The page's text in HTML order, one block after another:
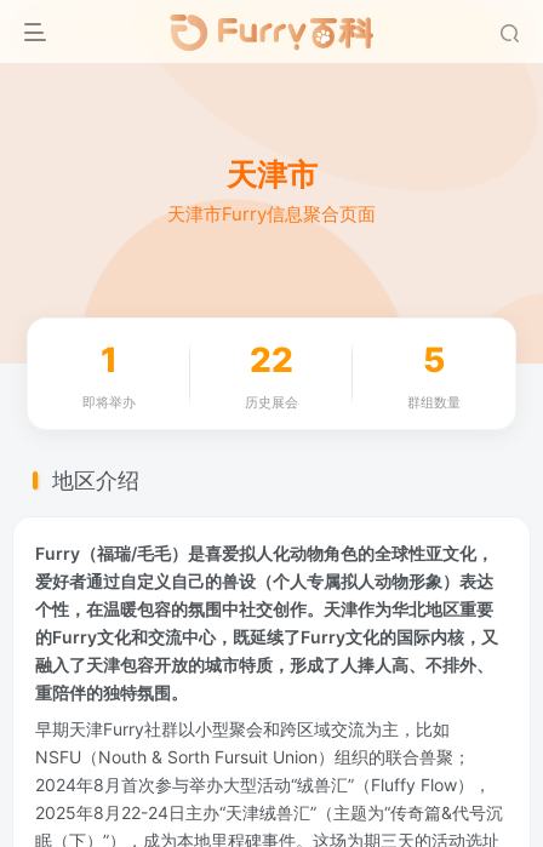
天津市
天津市Furry信息聚合页面
1
即将举办
22
历史展会
5
群组数量
地区介绍
Furry（福瑞/毛毛）是喜爱拟人化动物角色的全球性亚文化，
爱好者通过自定义自己的兽设（个人专属拟人动物形象）表达
个性，在温暖包容的氛围中社交创作。天津作为华北地区重要
的Furry文化和交流中心，既延续了Furry文化的国际内核，又
融入了天津包容开放的城市特质，形成了人捧人高、不排外、
重陪伴的独特氛围。
早期天津Furry社群以小型聚会和跨区域交流为主，比如
NSFU（Nouth & Sorth Fursuit Union）组织的联合兽聚；
2024年8月首次参与举办大型活动“绒兽汇”（Fluffy Flow），
2025年8月22-24日主办“天津绒兽汇”（主题为“传奇篇&代号沉
眠（下）”），成为本地里程碑事件。这场为期三天的活动选址